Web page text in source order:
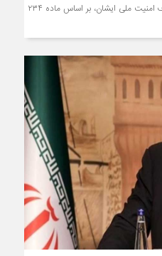
وزیر امورخارجه به دلیل اظهارات بر خلاف امنیت ملی ایشان، بر اساس ماده ۲۳۴